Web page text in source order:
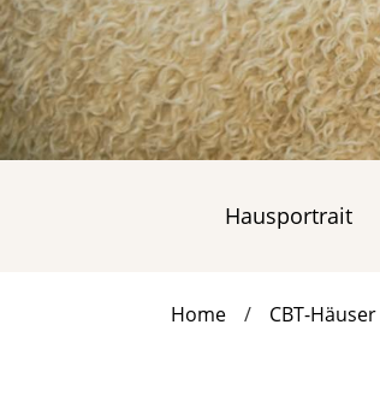
Hausportrait
Home CBT-Häuser